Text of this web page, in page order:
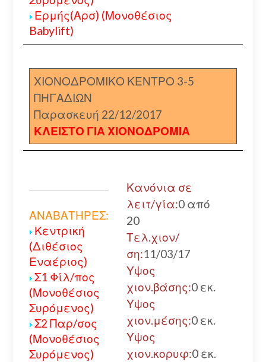
Ερμής(Αρσ) (Μονοθέσιος
Babylift)
ΧΙΟΝΟΔΡΟΜΙΚΟ ΚΕΝΤΡΟ 3-5
ΠΗΓΑΔΙΩΝ
Παρασκευή 22/12/2017
ΚΛΕΙΣΤΟ ΓΙΑ ΧΙΟΝΟΔΡΟΜΙΑ
ΑΝΑΒΑΤΗΡΕΣ:
Κεντρική
(Διθέσιος
Εναέριος)
Σ1 Φίλ/πος
(Μονοθέσιος
Συρόμενος)
Σ2 Παρ/σος
(Μονοθέσιος
Συρόμενος)
Κανόνια σε
λειτ/γία:0 από
20
Τελ.χιον/
ση:11/03/17
Υψος
χιον.βάσης:0 εκ.
Υψος
χιον.μέσης:0 εκ.
Υψος
χιον.κορυφ:0 εκ.